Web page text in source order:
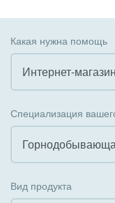
Какая нужна помощь
Интернет-
Внедрение
Интеграция с 1С
Специализация
Вид продукта